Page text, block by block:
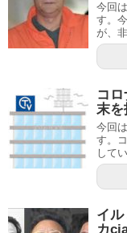
今回
す。
が、
コ
末を
今回
す。
して
イ
カ